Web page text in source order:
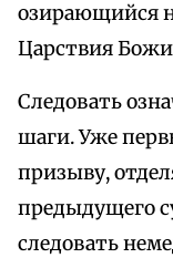
озирающийся
Царствия
Следовать
шаги. Уже
призыву,
предыдущего
следовать